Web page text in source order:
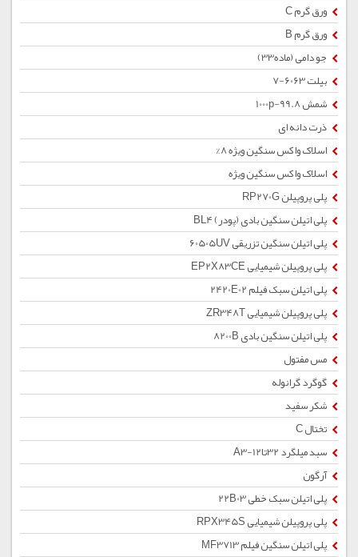
ورق گرم C
ورق گرم B
جو دامی (ماده33)
بیلت 6063-7
شمش 1000p-99.8
ذرت دانه ای
اسلاک واکس سنگین ویژه 8%
اسلاک واکس سنگین ویژه
پلی پروپیلن RP270G
پلی اتیلن سنگین بادی (پودر) BL4
پلی اتیلن سنگین تزریقی 60505UV
پلی پروپیلن شیمیایی EP2X83CE
پلی اتیلن سبک فیلم 2420E02
پلی پروپیلن شیمیایی ZR348T
پلی اتیلن سنگین بادی 8200B
مس مفتول
گوگرد گرانوله
شکر سفید
تختال C
سبد میلگرد 32تا12-A3
آرگون
پلی اتیلن سبک خطی 22B03
پلی پروپیلن شیمیایی RPX345S
پلی اتیلن سنگین فیلم MF3713